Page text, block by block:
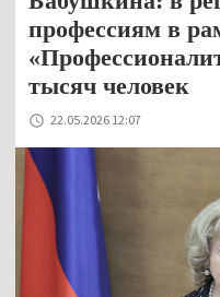
профессиям в
тысяч человек
22.05.2026 12:07